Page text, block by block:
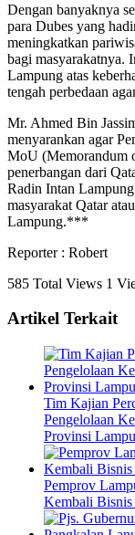
Dengan banyaknya
para Dubes yang
meningkatkan
bagi masyarakatnya.
Lampung atas
tengah perbedaan
Mr. Ahmed Bin
menyarankan agar
MoU (Memorandum
penerbangan dari
Radin Intan
masyarakat Qatar
Lampung.***
Reporter : Robert
585 Total Views 1
Artikel Terkait
Tim Kajian
Pengelolaan
Provinsi
Pemprov
Kembali Bisnis